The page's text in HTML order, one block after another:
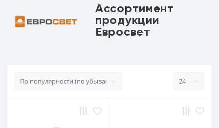
Ассортимент
продукции
Евросвет